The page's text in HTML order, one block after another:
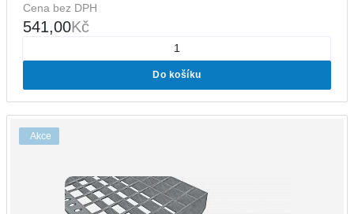
Cena bez DPH
541,00Kč
Do košíku
Akce